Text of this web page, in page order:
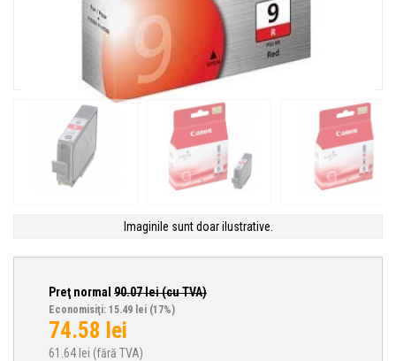
Imaginile sunt doar ilustrative.
Preţ normal 90.07lei (cu TVA)
Economisiţi: 15.49 lei (17%)
74.58 lei
61.64 lei (fără TVA)